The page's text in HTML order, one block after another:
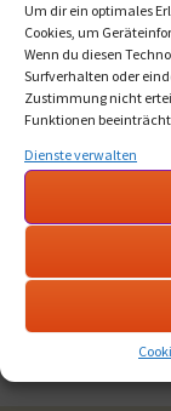
Um dir ein optimales
Cookies, um
Wenn du diesen
Surfverhalten oder
Zustimmung nicht
Funktionen
Dienste verwalten